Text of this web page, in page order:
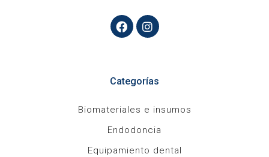
Categorías
Biomateriales e insumos
Endodoncia
Equipamiento dental